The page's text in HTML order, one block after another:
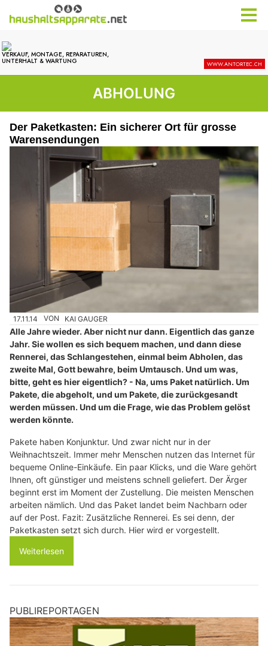
ABHOLUNG
Der Paketkasten: Ein sicherer Ort für grosse
Warensendungen
17.11.14 VON KAI GAUGER
Alle Jahre wieder. Aber nicht nur dann. Eigentlich das ganze
Jahr. Sie wollen es sich bequem machen, und dann diese
Rennerei, das Schlangestehen, einmal beim Abholen, das
zweite Mal, Gott bewahre, beim Umtausch. Und um was,
bitte, geht es hier eigentlich? - Na, ums Paket natürlich. Um
Pakete, die abgeholt, und um Pakete, die zurückgesandt
werden müssen. Und um die Frage, wie das Problem gelöst
werden könnte.
Pakete haben Konjunktur. Und zwar nicht nur in der
Weihnachtszeit. Immer mehr Menschen nutzen das Internet für
bequeme Online-Einkäufe. Ein paar Klicks, und die Ware gehört
Ihnen, oft günstiger und meistens schnell geliefert. Der Ärger
beginnt erst im Moment der Zustellung. Die meisten Menschen
arbeiten nämlich. Und das Paket landet beim Nachbarn oder
auf der Post. Fazit: Zusätzliche Rennerei. Es sei denn, der
Paketkasten setzt sich durch. Hier wird er vorgestellt.
Weiterlesen
PUBLIREPORTAGEN